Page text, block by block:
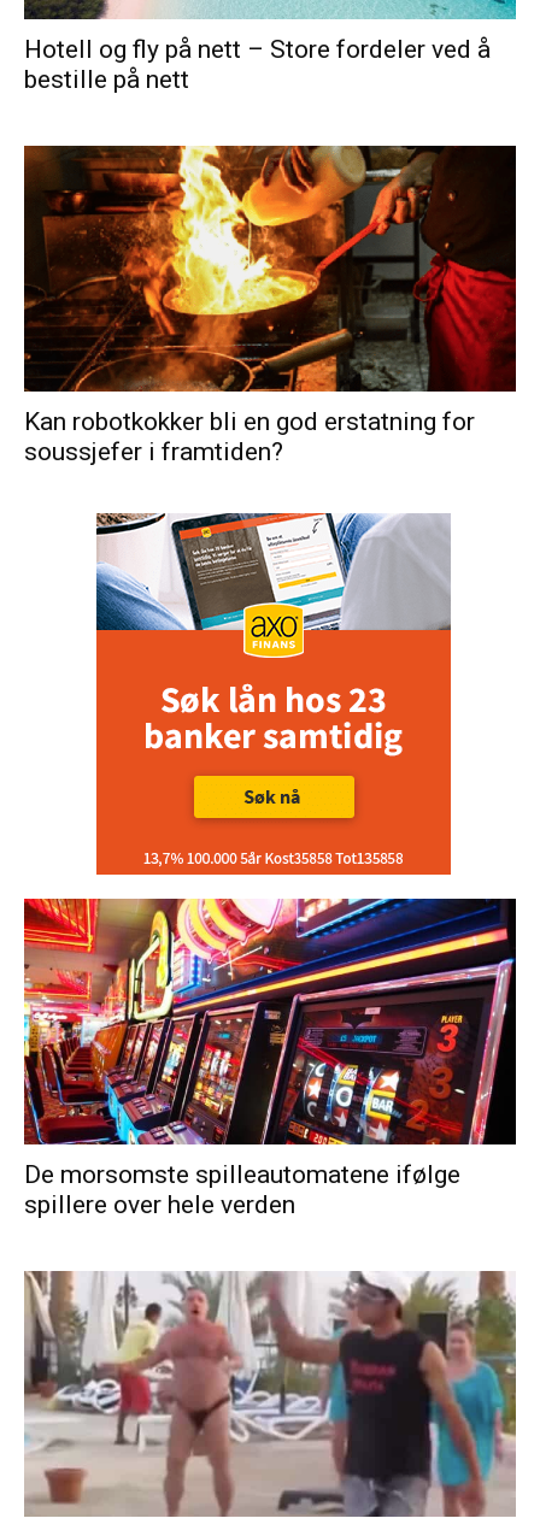
Hotell og fly på nett – Store fordeler ved å
bestille på nett
Kan robotkokker bli en god erstatning for
soussjefer i framtiden?
De morsomste spilleautomatene ifølge
spillere over hele verden